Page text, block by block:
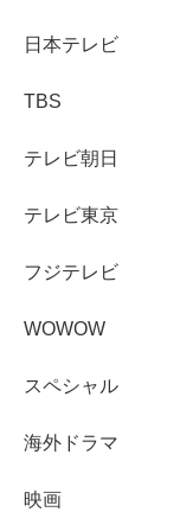
日本テレビ
TBS
テレビ朝日
テレビ東京
フジテレビ
WOWOW
スペシャル
海外ドラマ
映画